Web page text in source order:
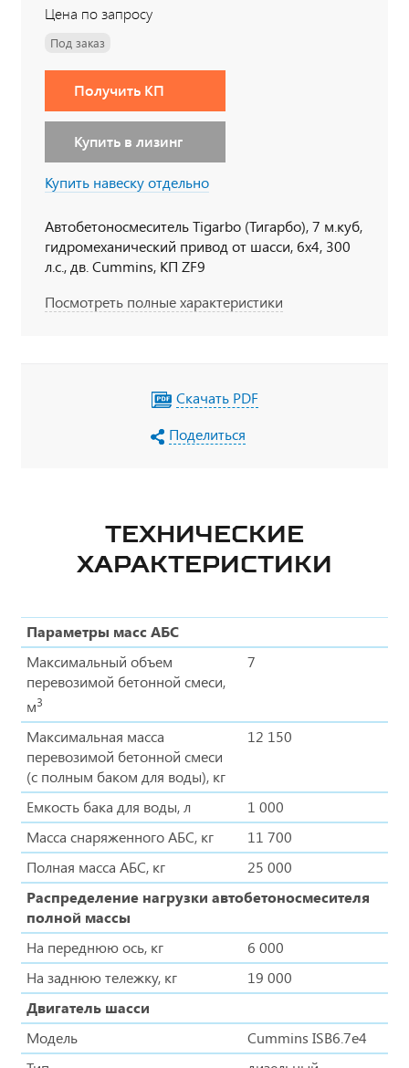
Цена по запросу
Под заказ
Получить КП
Купить в лизинг
Купить навеску отдельно
Автобетоносмеситель Tigarbo (Тигарбо), 7 м.куб,
гидромеханический привод от шасси, 6х4, 300
л.с., дв. Cummins, КП ZF9
Посмотреть полные характеристики
Скачать PDF
Поделиться
ТЕХНИЧЕСКИЕ
ХАРАКТЕРИСТИКИ
Параметры масс АБС
Максимальный объем
перевозимой бетонной смеси,
м3
7
Максимальная масса
перевозимой бетонной смеси
(с полным баком для воды), кг
12 150
Емкость бака для воды, л
1 000
Масса снаряженного АБС, кг
11 700
Полная масса АБС, кг
25 000
Распределение нагрузки автобетоносмесителя
полной массы
На переднюю ось, кг
6 000
На заднюю тележку, кг
19 000
Двигатель шасси
Модель
Cummins ISB6.7e4